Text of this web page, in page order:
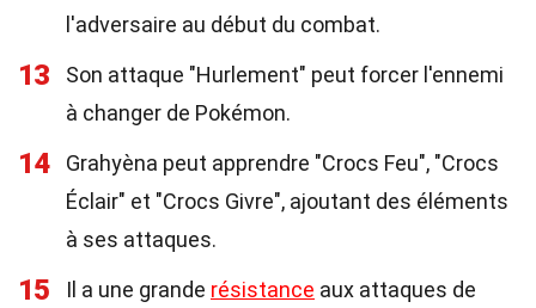
l'adversaire au début du combat.
13
Son attaque "Hurlement" peut forcer l'ennemi
à changer de Pokémon.
14
Grahyèna peut apprendre "Crocs Feu", "Crocs
Éclair" et "Crocs Givre", ajoutant des éléments
à ses attaques.
15 Il a une grande résistance aux attaques de